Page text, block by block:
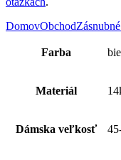
DomovObchod
Farba
Materiál
Dámska veľkosť